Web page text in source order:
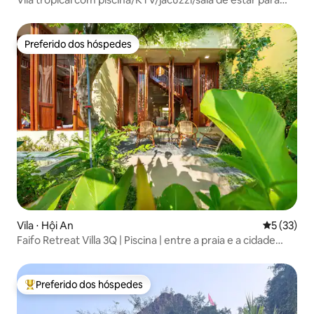
Preferido dos hóspedes
Preferido dos hóspedes
Vila ⋅ Hội An 5 de uma
5 (33)
Faifo Retreat Villa 3Q | Piscina | entre a praia e a cidade
Entre os melhores preferidos dos hóspedes
Preferido dos hóspedes